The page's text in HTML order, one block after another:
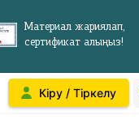
Материал жариялап,
сертификат алыңыз!
Кіру / Тіркелу